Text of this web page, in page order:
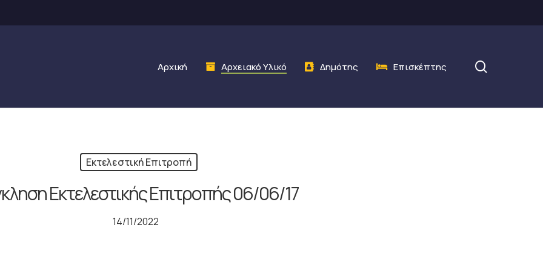
Αρχική Αρχειακό Υλικό Δημότης Επισκέπτης
Εκτελεστική Επιτροπή
Εκτελεστικής Επιτροπής 06/06/17
14/11/2022